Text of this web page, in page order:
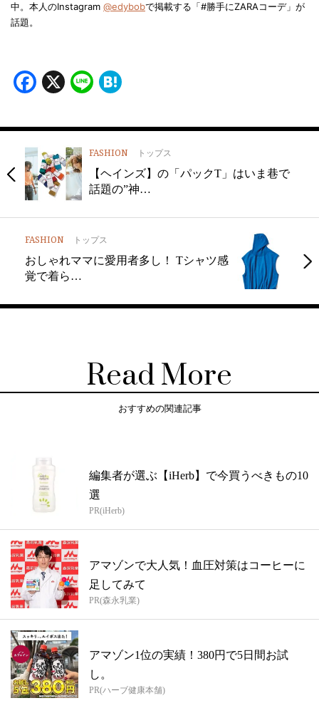
中。本人のInstagram @edybobで掲載する「#勝手にZARAコーデ」が
話題。
Facebook
X Line
FASHION トップス
【ヘインズ】の「パックT」はいま巷で
話題の”神…
FASHION トップス
おしゃれママに愛用者多し！ Tシャツ感
覚で着ら…
Read More
おすすめの関連記事
編集者が選ぶ【iHerb】で今買うべきもの10
選
PR(iHerb)
アマゾンで大人気！血圧対策はコーヒーに
足してみて
PR(森永乳業)
アマゾン1位の実績！380円で5日間お試
し。
PR(ハーブ健康本舗)